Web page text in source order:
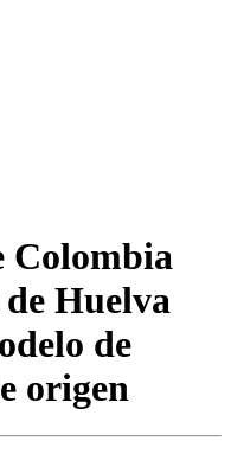
Colombia
Huelva
de
origen